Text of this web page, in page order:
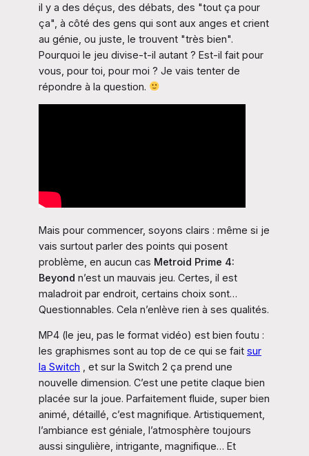
il y a des déçus, des débats, des "tout ça pour
ça", à côté des gens qui sont aux anges et crient
au génie, ou juste, le trouvent "très bien".
Pourquoi le jeu divise-t-il autant ? Est-il fait pour
vous, pour toi, pour moi ? Je vais tenter de
répondre à la question.
Mais pour commencer, soyons clairs : même si je
vais surtout parler des points qui posent
problème, en aucun cas Metroid Prime 4:
Beyond n’est un mauvais jeu. Certes, il est
maladroit par endroit, certains choix sont…
Questionnables. Cela n’enlève rien à ses qualités.
MP4 (le jeu, pas le format vidéo) est bien foutu :
les graphismes sont au top de ce qui se fait sur
la Switch , et sur la Switch 2 ça prend une
nouvelle dimension. C’est une petite claque bien
placée sur la joue. Parfaitement fluide, super bien
animé, détaillé, c’est magnifique. Artistiquement,
l’ambiance est géniale, l’atmosphère toujours
aussi singulière, intrigante, magnifique… Et